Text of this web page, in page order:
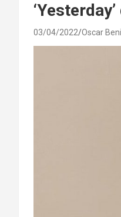
03/04/2022 Oscar